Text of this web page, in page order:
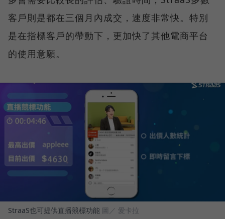
客戶則是都在三個月內成交，速度非常快。特別
是在指標客戶的帶動下，更加快了其他電商平台
的使用意願。
StraaS也可提供直播競標功能 圖／ 愛卡拉